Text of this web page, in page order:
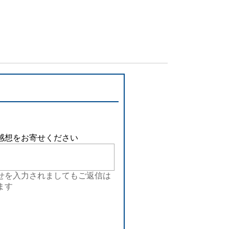
想をお寄せください
を入力されましてもご返信は
す